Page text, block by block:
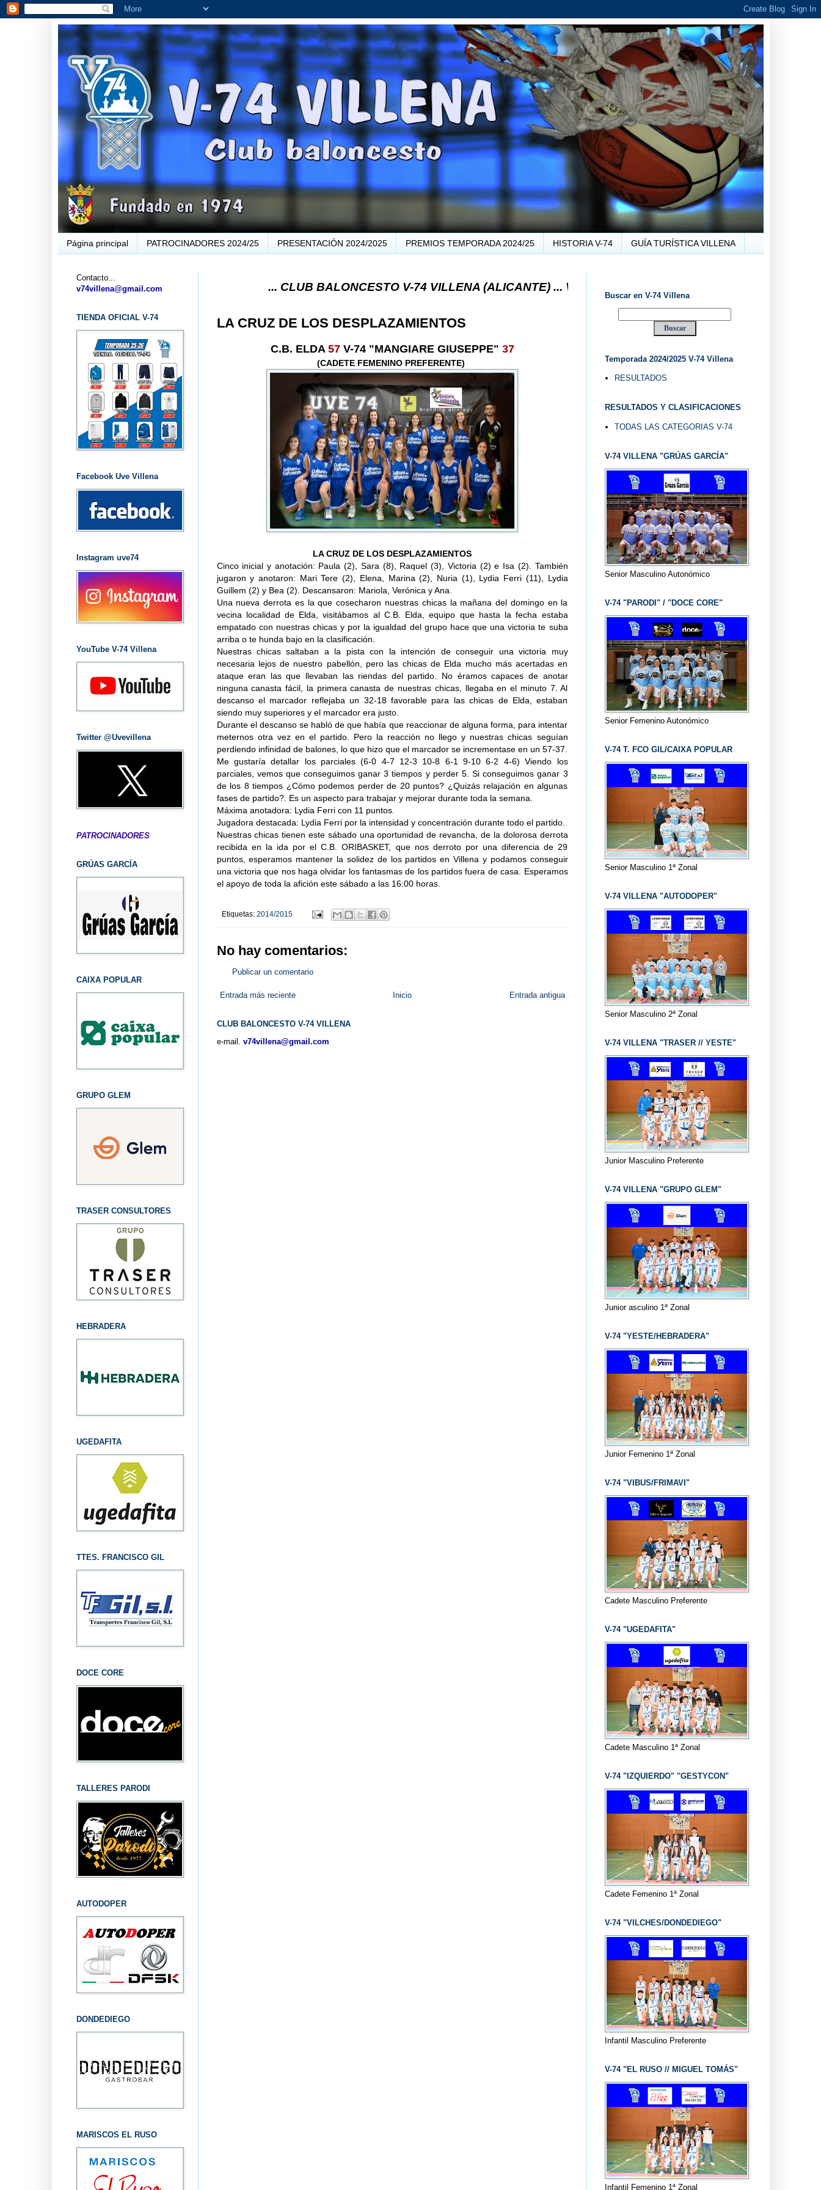
Página principal PATROCINADORES 2024/25 PRESENTACIÓN 2024/2025 PREMIOS TEMPORADA 2024/25 HISTORIA V-74 GUÍA TURÍSTICA VILLENA
... CLUB BALONCESTO V-74 VILLENA (ALICANTE) ... V-74 VILLENA DESDE 1.974 ... EL "UVE" ...
LA CRUZ DE LOS DESPLAZAMIENTOS
C.B. ELDA 57V-74 "MANGIARE GIUSEPPE" 37
(CADETE FEMENINO PREFERENTE)
LA CRUZ DE LOS DESPLAZAMIENTOS
Cinco inicial y anotación: Paula (2), Sara (8), Raquel (3), Victoria (2) e Isa (2). También
jugaron y anotaron: Mari Tere (2), Elena, Marina (2), Nuria (1), Lydia Ferri (11), Lydia
Guillem (2) y Bea (2). Descansaron: Mariola, Verónica y Ana.
Una nueva derrota es la que cosecharon nuestras chicas la mañana del domingo en la
vecina localidad de Elda, visitábamos al C.B. Elda, equipo que hasta la fecha estaba
empatado con nuestras chicas y por la igualdad del grupo hace que una victoria te suba
arriba o te hunda bajo en la clasificación.
Nuestras chicas saltaban a la pista con la intención de conseguir una victoria muy
necesaria lejos de nuestro pabellón, pero las chicas de Elda mucho más acertadas en
ataque eran las que llevaban las riendas del partido. No éramos capaces de anotar
ninguna canasta fácil, la primera canasta de nuestras chicas, llegaba en el minuto 7. Al
descanso el marcador reflejaba un 32-18 favorable para las chicas de Elda, estaban
siendo muy superiores y el marcador era justo.
Durante el descanso se habló de que había que reaccionar de alguna forma, para intentar
meternos otra vez en el partido. Pero la reacción no llego y nuestras chicas seguían
perdiendo infinidad de balones, lo que hizo que el marcador se incrementase en un 57-37.
Me gustaría detallar los parciales (6-0 4-7 12-3 10-8 6-1 9-10 6-2 4-6) Viendo los
parciales, vemos que conseguimos ganar 3 tiempos y perder 5. Si conseguimos ganar 3
de los 8 tiempos ¿Cómo podemos perder de 20 puntos? ¿Quizás relajación en algunas
fases de partido?. Es un aspecto para trabajar y mejorar durante toda la semana.
Máxima anotadora: Lydia Ferri con 11 puntos.
Jugadora destacada: Lydia Ferri por la intensidad y concentración durante todo el partido.
Nuestras chicas tienen este sábado una oportunidad de revancha, de la dolorosa derrota
recibida en la ida por el C.B. ORIBASKET, que nos derroto por una diferencia de 29
puntos, esperamos mantener la solidez de los partidos en Villena y podamos conseguir
una victoria que nos haga olvidar los fantasmas de los partidos fuera de casa. Esperamos
el apoyo de toda la afición este sábado a las 16:00 horas.
Etiquetas: 2014/2015
No hay comentarios:
Publicar un comentario
Entrada más reciente Entrada antigua
Inicio
CLUB BALONCESTO V-74 VILLENA
e-mail. v74villena@gmail.com
Contacto...
v74villena@gmail.com
TIENDA OFICIAL V-74
Facebook Uve Villena
Instagram uve74
YouTube V-74 Villena
Twitter @Uvevillena
PATROCINADORES
GRÚAS GARCÍA
CAIXA POPULAR
GRUPO GLEM
TRASER CONSULTORES
HEBRADERA
UGEDAFITA
TTES. FRANCISCO GIL
DOCE CORE
TALLERES PARODI
AUTODOPER
DONDEDIEGO
MARISCOS EL RUSO
Buscar en V-74 Villena
Temporada 2024/2025 V-74 Villena
RESULTADOS
RESULTADOS Y CLASIFICACIONES
TODAS LAS CATEGORIAS V-74
V-74 VILLENA "GRÚAS GARCÍA"
Senior Masculino Autonómico
V-74 "PARODI" / "DOCE CORE"
Senior Femenino Autonómico
V-74 T. FCO GIL/CAIXA POPULAR
Senior Masculino 1ª Zonal
V-74 VILLENA "AUTODOPER"
Senior Masculino 2ª Zonal
V-74 VILLENA "TRASER // YESTE"
Junior Masculino Preferente
V-74 VILLENA "GRUPO GLEM"
Junior asculino 1ª Zonal
V-74 "YESTE/HEBRADERA"
Junior Femenino 1ª Zonal
V-74 "VIBUS/FRIMAVI"
Cadete Masculino Preferente
V-74 "UGEDAFITA"
Cadete Masculino 1ª Zonal
V-74 "IZQUIERDO" "GESTYCON"
Cadete Femenino 1ª Zonal
V-74 "VILCHES/DONDEDIEGO"
Infantil Masculino Preferente
V-74 "EL RUSO // MIGUEL TOMÁS"
Infantil Femenino 1ª Zonal